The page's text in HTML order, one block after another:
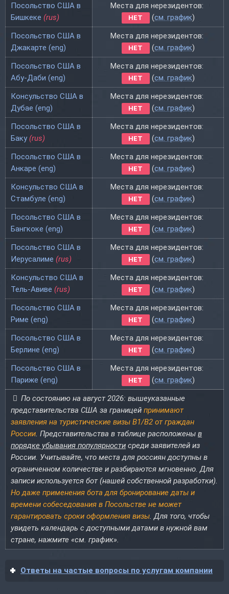
Посольство США в
Бишкеке (rus)
Места для нерезидентов:
НЕТ (см. график)
Посольство США в
Джакарте (eng)
Места для нерезидентов:
НЕТ (см. график)
Посольство США в
Абу-Даби (eng)
Места для нерезидентов:
НЕТ (см. график)
Консульство США в
Дубае (eng)
Места для нерезидентов:
НЕТ (см. график)
Посольство США в
Баку (rus)
Места для нерезидентов:
НЕТ (см. график)
Посольство США в
Анкаре (eng)
Места для нерезидентов:
НЕТ (см. график)
Консульство США в
Стамбуле (eng)
Места для нерезидентов:
НЕТ (см. график)
Посольство США в
Бангкоке (eng)
Места для нерезидентов:
НЕТ (см. график)
Посольство США в
Иерусалиме (rus)
Места для нерезидентов:
НЕТ (см. график)
Консульство США в
Тель-Авиве (rus)
Места для нерезидентов:
НЕТ (см. график)
Посольство США в
Риме (eng)
Места для нерезидентов:
НЕТ (см. график)
Посольство США в
Берлине (eng)
Места для нерезидентов:
НЕТ (см. график)
Посольство США в
Париже (eng)
Места для нерезидентов:
НЕТ (см. график)
По состоянию на август 2026: вышеуказанные
представительства США за границей принимают
заявления на туристические визы B1/B2 от граждан
России . Представительства в таблице расположены в
порядке убывания популярности среди заявителей из
России. Учитывайте, что места для россиян доступны в
ограниченном количестве и разбираются мгновенно. Для
записи используется бот (нашей собственной разработки).
Но даже применения бота для бронирование даты и
времени собеседования в Посольстве не может
гарантировать сроки оформления визы . Для того, чтобы
увидеть календарь с доступными датами в нужной вам
стране, нажмите «см. график».
Ответы на частые вопросы по услугам компании